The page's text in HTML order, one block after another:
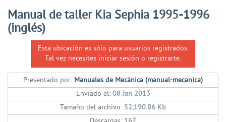
Manual de taller Kia Sephia 1995-1996
(inglés)
Esta ubicación es sólo para usuarios registrados.
Tal vez necesites iniciar sesión o registrarte.
Presentado por: Manuales de Mecánica (manual-mecanica)
Enviado el: 08 Jan 2013
Tamaño del archivo: 52,190.86 Kb